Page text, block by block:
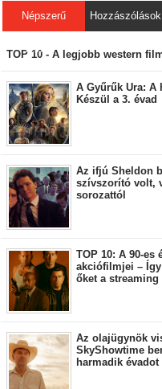
Népszerű Hozzászólások
TOP 10 - A legjobb western
A Gyűrűk Ura: A
Készül a 3. évad
Az ifjú Sheldon
szívszorító volt,
sorozattól
TOP 10: A 90-es
akciófilmjei –
őket a
Az olajügynök
SkyShowtime
harmadik évadot